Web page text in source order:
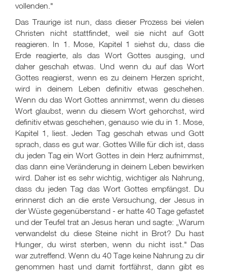
vollenden."
Das Traurige ist nun, dass dieser Prozess bei vielen
Christen nicht stattfindet, weil sie nicht auf Gott
reagieren. In 1. Mose, Kapitel 1 siehst du, dass die
Erde reagierte, als das Wort Gottes ausging, und
daher geschah etwas. Und wenn du auf das Wort
Gottes reagierst, wenn es zu deinem Herzen spricht,
wird in deinem Leben definitiv etwas geschehen.
Wenn du das Wort Gottes annimmst, wenn du dieses
Wort glaubst, wenn du diesem Wort gehorchst, wird
definitiv etwas geschehen, genauso wie du in 1. Mose,
Kapitel 1, liest. Jeden Tag geschah etwas und Gott
sprach, dass es gut war. Gottes Wille für dich ist, dass
du jeden Tag ein Wort Gottes in dein Herz aufnimmst,
das dann eine Veränderung in deinem Leben bewirken
wird. Daher ist es sehr wichtig, wichtiger als Nahrung,
dass du jeden Tag das Wort Gottes empfängst. Du
erinnerst dich an die erste Versuchung, der Jesus in
der Wüste gegenüberstand - er hatte 40 Tage gefastet
und der Teufel trat an Jesus heran und sagte: „Warum
verwandelst du diese Steine nicht in Brot? Du hast
Hunger, du wirst sterben, wenn du nicht isst." Das
war zutreffend. Wenn du 40 Tage keine Nahrung zu dir
genommen hast und damit fortfährst, dann gibt es